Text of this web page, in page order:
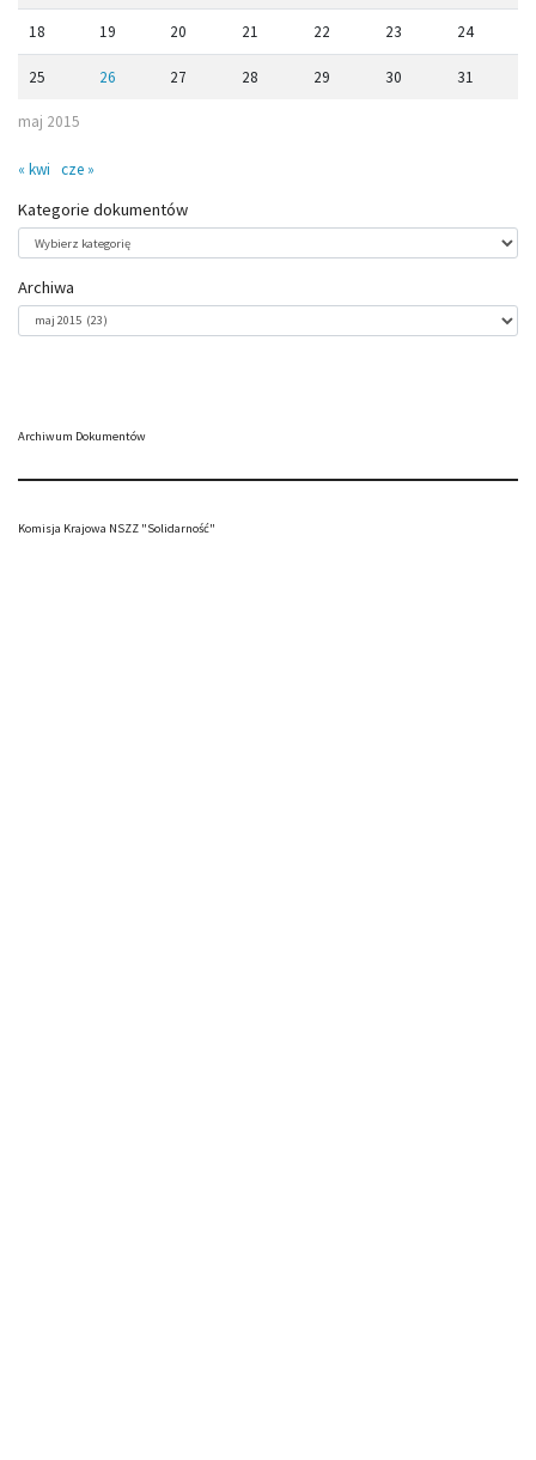
maj 2015
18 19 20 21 22 23 24
25 26 27 28 29 30 31
« kwi cze »
Kategorie dokumentów
dokumentów
Archiwa
Archiwa
Archiwum Dokumentów
Komisja Krajowa NSZZ "Solidarność"